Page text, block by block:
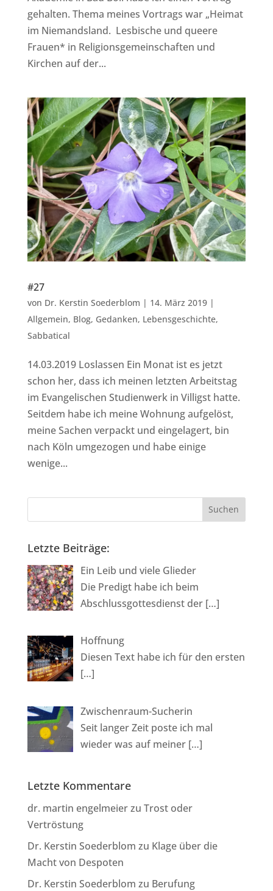
gehalten. Thema meines Vortrags war „Heimat
im Niemandsland. Lesbische und queere
Frauen* in Religionsgemeinschaften und
Kirchen auf der...
#27
von Dr. Kerstin Soederblom | 14. März 2019|
Allgemein, Blog, Gedanken, Lebensgeschichte,
Sabbatical
14.03.2019 Loslassen Ein Monat ist es jetzt
schon her, dass ich meinen letzten Arbeitstag
im Evangelischen Studienwerk in Villigst hatte.
Seitdem habe ich meine Wohnung aufgelöst,
meine Sachen verpackt und eingelagert, bin
nach Köln umgezogen und habe einige
wenige...
Letzte Beiträge:
Ein Leib und viele Glieder
Die Predigt habe ich beim
Abschlussgottesdienst der […]
Hoffnung
Diesen Text habe ich für den ersten
[…]
Zwischenraum-Sucherin
Seit langer Zeit poste ich mal
wieder was auf meiner […]
Letzte Kommentare
dr. martin engelmeierzu Trost oder
Vertröstung
Dr. Kerstin Soederblom zu Klage über die
Macht von Despoten
Dr. Kerstin Soederblom zu Berufung